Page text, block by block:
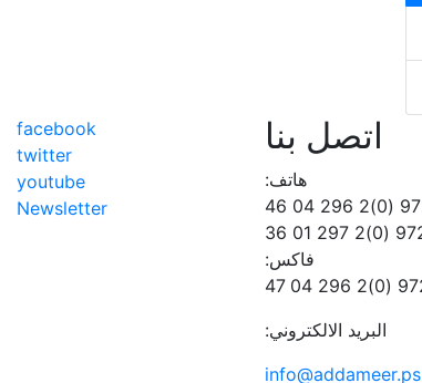
اتصل بنا
هاتف:
فاكس:
البريد الالكتروني:
info@addameer.ps
facebook
twitter
youtube
Newsletter